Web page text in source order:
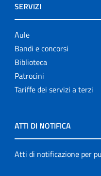
SERVIZI
Aule
Bandi e concorsi
Biblioteca
Patrocini
Tariffe dei servizi a terzi
ATTI DI NOTIFICA
Atti di notificazione per